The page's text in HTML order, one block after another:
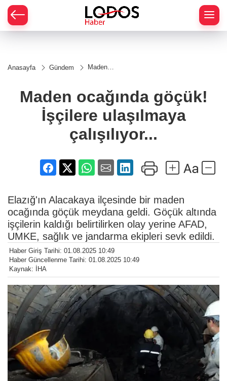
Anasayfa Gündem
Maden
İşçilere
ulaşılmaya
çalışılıyor...
Maden ocağında göçük!
İşçilere ulaşılmaya
çalışılıyor...
Elazığ'ın Alacakaya ilçesinde bir maden
ocağında göçük meydana geldi. Göçük altında
işçilerin kaldığı belirtilirken olay yerine AFAD,
UMKE, sağlık ve jandarma ekipleri sevk edildi.
Haber Giriş Tarihi: 01.08.2025 10:49
Haber Güncellenme Tarihi: 01.08.2025 10:49
Kaynak: İHA